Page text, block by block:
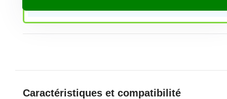
Caractéristiques et compatibilité